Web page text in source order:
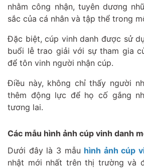
nhằm công nhận, tuyên dương
sắc của cá nhân và tập thể trong
Đặc biệt, cúp vinh danh được sử
buổi lễ trao giải với sự tham gia
để tôn vinh người nhận cúp.
Điều này, không chỉ thấy người
thêm động lực để họ cố gắng
tương lai.
Các mẫu hình ảnh cúp vinh danh
Dưới đây là 3 mẫu hình ảnh cúp
nhật mới nhất trên thị trường và